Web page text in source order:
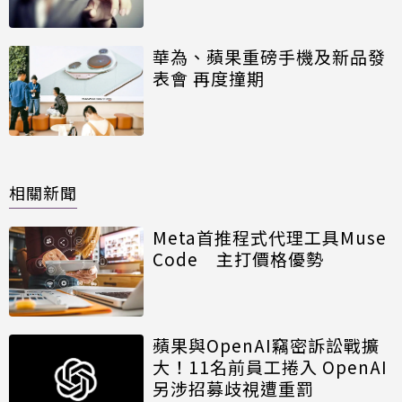
華為、蘋果重磅手機及新品發
表會 再度撞期
相關新聞
Meta首推程式代理工具Muse
Code 主打價格優勢
蘋果與OpenAI竊密訴訟戰擴
大！11名前員工捲入 OpenAI
另涉招募歧視遭重罰